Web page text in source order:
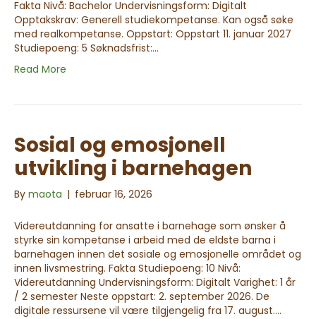
Fakta Nivå: Bachelor Undervisningsform: Digitalt
Opptakskrav: Generell studiekompetanse. Kan også søke
med realkompetanse. Oppstart: Oppstart 11. januar 2027
Studiepoeng: 5 Søknadsfrist:…
Read More
Sosial og emosjonell
utvikling i barnehagen
By maota | februar 16, 2026
Videreutdanning for ansatte i barnehage som ønsker å
styrke sin kompetanse i arbeid med de eldste barna i
barnehagen innen det sosiale og emosjonelle området og
innen livsmestring. Fakta Studiepoeng: 10 Nivå:
Videreutdanning Undervisningsform: Digitalt Varighet: 1 år
/ 2 semester Neste oppstart: 2. september 2026. De
digitale ressursene vil være tilgjengelig fra 17. august.…